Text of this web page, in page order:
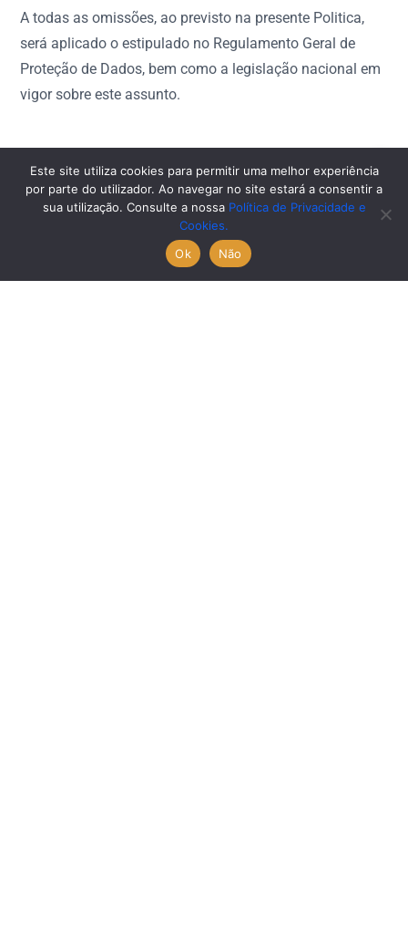
A todas as omissões, ao previsto na presente Politica,
será aplicado o estipulado no Regulamento Geral de
Proteção de Dados, bem como a legislação nacional em
vigor sobre este assunto.
Este site utiliza cookies para permitir uma melhor experiência
por parte do utilizador. Ao navegar no site estará a consentir a
sua utilização. Consulte a nossa Política de Privacidade e
Cookies.
Ok
Não